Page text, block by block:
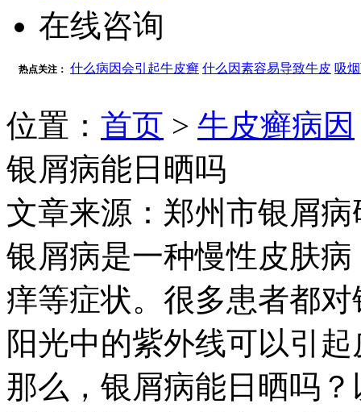
在线咨询
热点关注： 什么病因会引起牛皮癣 什么因素容易导致牛皮 吸
位置： 首页 > 牛皮癣病因
银屑病能日晒吗
文章来源：郑州市银屑病
银屑病是一种慢性皮肤
痒等症状。很多患者都
阳光中的紫外线可以引
那么，银屑病能日晒吗